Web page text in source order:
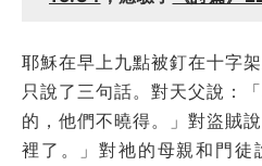
耶穌在早上九點被釘在十字
只說了三句話。對天父說：
的，他們不曉得。」對盜賊
裡了。」對祂的母親和門徒